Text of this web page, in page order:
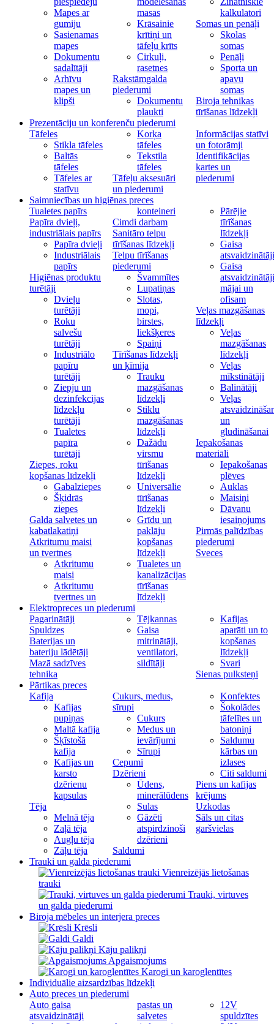
Mapes ar
gumiju
Sasienamas
mapes
Dokumentu
sadalītāji
Arhīvu
mapes un
klipši
masas
Krāsainie
krītiņi un
tāfeļu krīts
Cirkuļi,
rasetnes
Rakstāmgalda
piederumi
Dokumentu
plaukti
kalkulatori
Somas un penāļi
Skolas
somas
Penāļi
Sporta un
apavu
somas
Biroja tehnikas
tīrīšanas līdzekļi
Prezentāciju un konferenču piederumi
Tāfeles
Stikla tāfeles
Baltās
tāfeles
Tāfeles ar
statīvu
Korķa
tāfeles
Tekstila
tāfeles
Tāfeļu aksesuāri
un piederumi
Informācijas statīvi
un fotorāmji
Identifikācijas
kartes un
piederumi
Saimniecības un higiēnas preces
Tualetes papīrs
Papīra dvieļi,
industriālais papīrs
Papīra dvieļi
Industriālais
papīrs
Higiēnas produktu
turētāji
Dvieļu
turētāji
Roku
salvešu
turētāji
Industriālo
papīru
turētāji
Ziepju un
dezinfekcijas
līdzekļu
turētāji
Tualetes
papīra
turētāji
Ziepes, roku
kopšanas līdzekļi
Gabalziepes
Šķidrās
ziepes
Galda salvetes un
kabatlakatiņi
Atkritumu maisi
un tvertnes
Atkritumu
maisi
Atkritumu
tvertnes un
konteineri
Cimdi darbam
Sanitāro telpu
tīrīšanas līdzekļi
Telpu tīrīšanas
piederumi
Švammītes
Lupatiņas
Slotas,
mopi,
birstes,
liekšķeres
Spaiņi
Tīrīšanas līdzekļi
un ķīmija
Trauku
mazgāšanas
līdzekļi
Stiklu
mazgāšanas
līdzekļi
Dažādu
virsmu
tīrīšanas
līdzekļi
Universālie
tīrīšanas
līdzekļi
Grīdu un
paklāju
kopšanas
līdzekļi
Tualetes un
kanalizācijas
tīrīšanas
līdzekļi
Pārējie
tīrīšanas
līdzekļi
Gaisa
atsvaidzinātāji
Gaisa
atsvaidzinātāji
mājai un
ofisam
Veļas mazgāšanas
līdzekļi
Veļas
mazgāšanas
līdzekļi
Veļas
mīkstinātāji
Balinātāji
Veļas
un
gludināšanai
Iepakošanas
materiāli
Iepakošanas
plēves
Auklas
Maisiņi
Dāvanu
iesaiņojums
Pirmās palīdzības
piederumi
Sveces
Elektropreces un piederumi
Pagarinātāji
Spuldzes
Baterijas un
bateriju lādētāji
Mazā sadzīves
tehnika
Tējkannas
Gaisa
mitrinātāji,
ventilatori,
sildītāji
Kafijas
aparāti un to
kopšanas
līdzekļi
Svari
Sienas pulksteņi
Pārtikas preces
Kafija
Kafijas
pupiņas
Maltā kafija
Šķīstošā
kafija
Kafijas un
karsto
dzērienu
kapsulas
Tēja
Melnā tēja
Zaļā tēja
Augļu tēja
Zāļu tēja
Cukurs, medus,
sīrupi
Cukurs
Medus un
ievārījumi
Sīrupi
Cepumi
Dzērieni
Ūdens,
minerālūdens
Sulas
Gāzēti
atspirdzinoši
dzērieni
Saldumi
Konfektes
Šokolādes
tāfelītes un
batoniņi
Saldumu
kārbas un
izlases
Citi saldumi
Piens un kafijas
krējums
Uzkodas
Sāls un citas
garšvielas
Trauki un galda piederumi
Vienreizējās lietošanas
trauki
Trauki, virtuves
un galda piederumi
Biroja mēbeles un interjera preces
Krēsli
Galdi
Kāju palikņi
Apgaismojums
Karogi un karoglentītes
Individuālie aizsardzības līdzekļi
Auto preces un piederumi
Auto gaisa
atsvaidzinātāji
pastas un
salvetes
12V
spuldzītes